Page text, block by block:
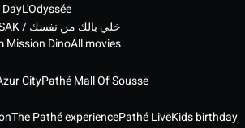
L'Odyssée
KHALI BELEK MIN NAFSAK / خلي بالك من نفسك
Mission DinoAll movies
CityPathé Mall Of Sousse
The Pathé experiencePathé LiveKids birthday